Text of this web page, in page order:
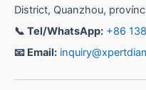
District, Quanzhou,
📞 Tel/WhatsApp: +86
📧 Email: